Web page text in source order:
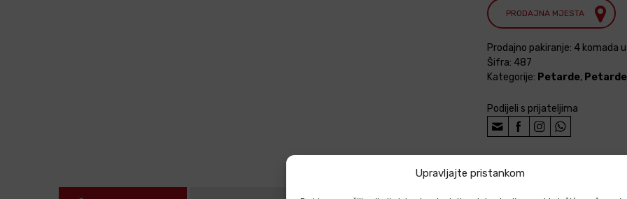
Upravljajte pristankom
PRODAJNA MJESTA
Prodajno pakiranje: 4 komada
Šifra: 487
Kategorije: Petarde,
Podijeli s prijateljima